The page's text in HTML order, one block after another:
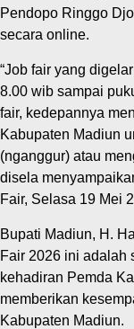
Pendopo Ringgo
secara online.
“Job fair yang
8.00 wib sampai
fair, kedepannya
Kabupaten Madiun
(nganggur) atau
disela
Fair, Selasa 19 Mei
Bupati Madiun, H.
Fair 2026 ini adalah
kehadiran Pemda
memberikan
Kabupaten Madiun.